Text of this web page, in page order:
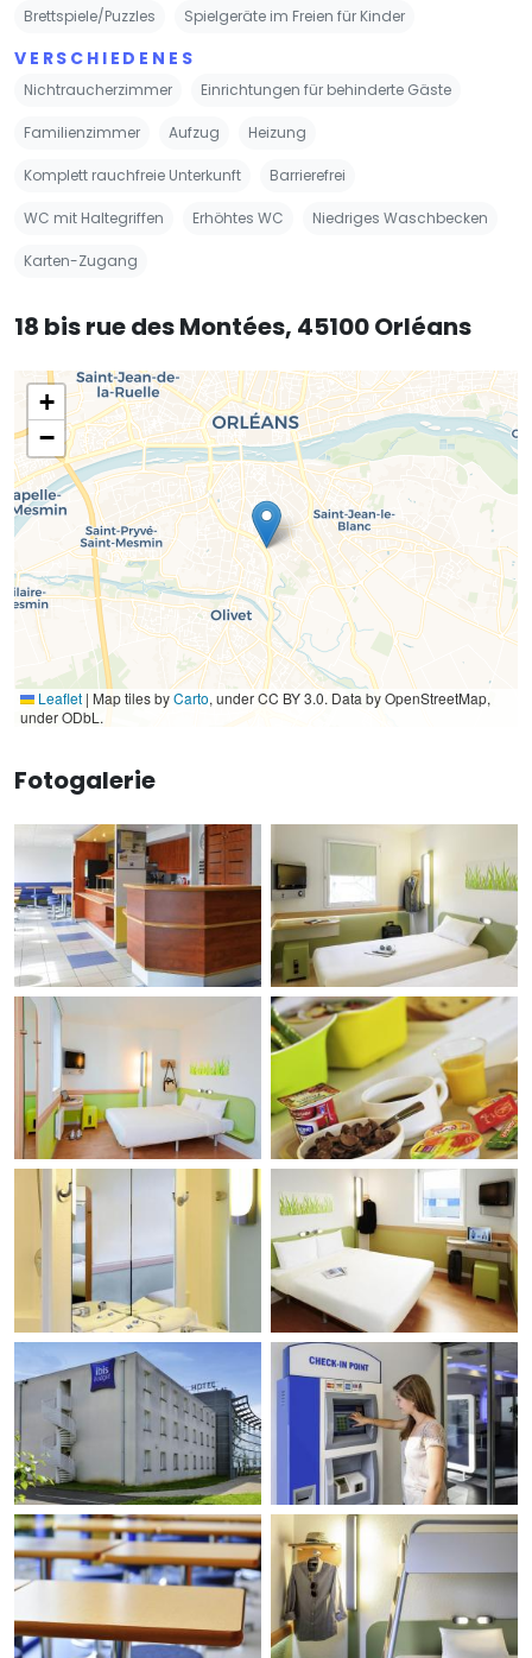
Brettspiele/Puzzles Spielgeräte im Freien für Kinder
VERSCHIEDENES
Nichtraucherzimmer Einrichtungen für behinderte Gäste
Familienzimmer Aufzug Heizung
Komplett rauchfreie Unterkunft Barrierefrei
WC mit Haltegriffen Erhöhtes WC Niedriges Waschbecken
Karten-Zugang
18 bis rue des Montées, 45100 Orléans
+
−
Leaflet | Map tiles byCarto, under CC BY 3.0. Data by OpenStreetMap,
under ODbL.
Fotogalerie